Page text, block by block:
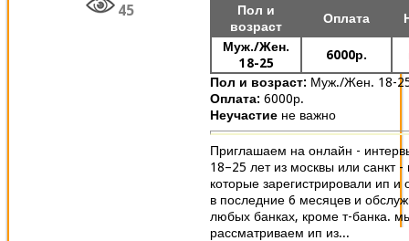
45
Пол и
возраст
Оплата
Муж./Жен.
18-25
6000р.
Пол и возраст: Муж./Жен. 18-
Оплата: 6000р.
Неучастие не важно
Приглашаем на онлайн -
18–25 лет из москвы или санкт -
которые зарегистрировали ип и
в последние 6 месяцев и
любых банках, кроме т-банка.
рассматриваем ип из...